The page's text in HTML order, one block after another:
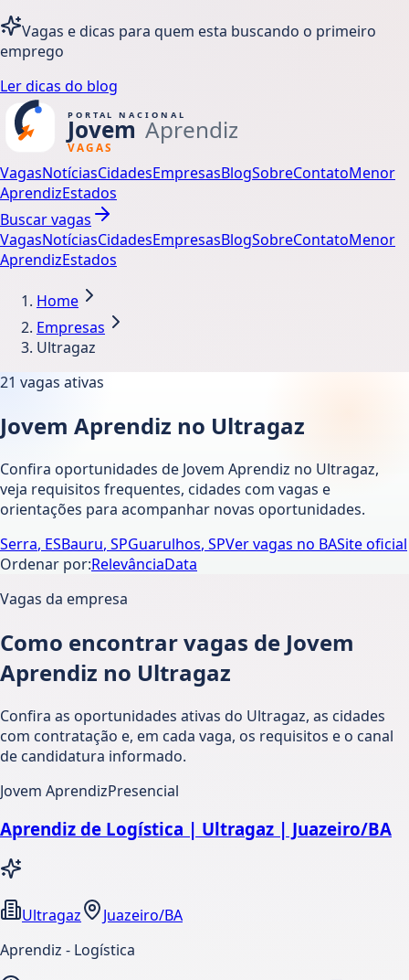
Vagas e dicas para quem esta buscando o primeiro
emprego
Ler dicas do blog
VagasNotíciasCidadesEmpresasBlogSobreContatoMenor
AprendizEstados
Buscar vagas
VagasNotíciasCidadesEmpresasBlogSobreContatoMenor
AprendizEstados
Home
Empresas
Ultragaz
21 vagas ativas
Jovem Aprendiz no Ultragaz
Confira oportunidades de Jovem Aprendiz no Ultragaz,
veja requisitos frequentes, cidades com vagas e
orientações para acompanhar novas oportunidades.
Serra, ESBauru, SPGuarulhos, SPVer vagas no BASite oficial
Ordenar por:RelevânciaData
Vagas da empresa
Como encontrar vagas de Jovem
Aprendiz no Ultragaz
Confira as oportunidades ativas do Ultragaz, as cidades
com contratação e, em cada vaga, os requisitos e o canal
de candidatura informado.
Jovem AprendizPresencial
Aprendiz de Logística | Ultragaz | Juazeiro/BA
Ultragaz
Juazeiro/BA
Aprendiz - Logística